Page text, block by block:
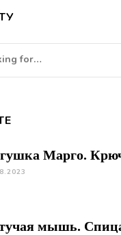
Марго.
мышь.